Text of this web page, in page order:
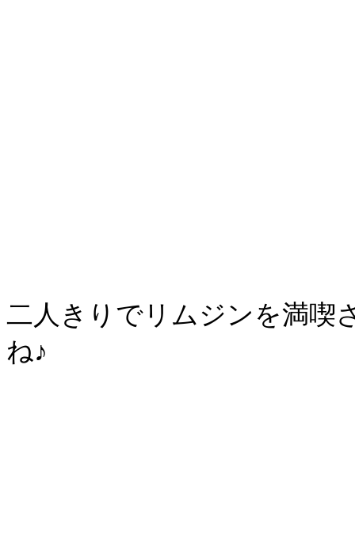
二人きりでリムジンを満喫
ね♪